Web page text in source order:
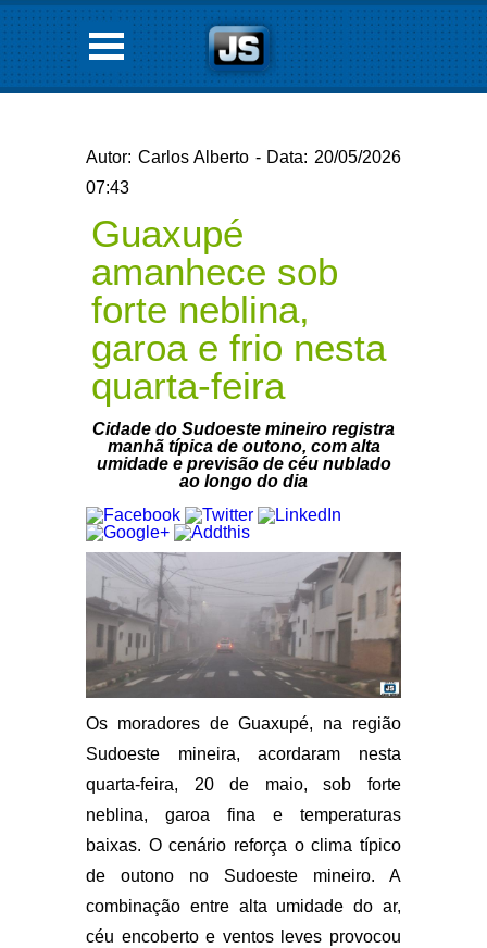
Autor: Carlos Alberto - Data: 20/05/2026
07:43
Guaxupé
amanhece sob
forte neblina,
garoa e frio nesta
quarta-feira
Cidade do Sudoeste mineiro registra
manhã típica de outono, com alta
umidade e previsão de céu nublado
ao longo do dia
Os moradores de Guaxupé, na região
Sudoeste mineira, acordaram nesta
quarta-feira, 20 de maio, sob forte
neblina, garoa fina e temperaturas
baixas. O cenário reforça o clima típico
de outono no Sudoeste mineiro. A
combinação entre alta umidade do ar,
céu encoberto e ventos leves provocou